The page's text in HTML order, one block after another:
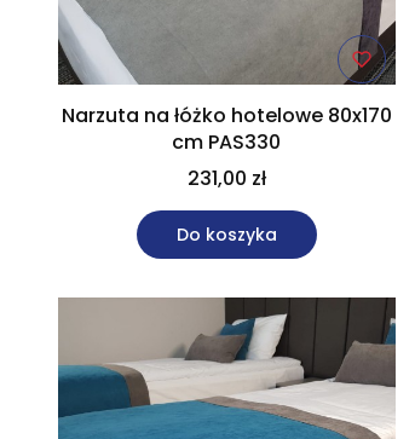
Narzuta na łóżko hotelowe 80x170
cm PAS330
231,00 zł
Do koszyka